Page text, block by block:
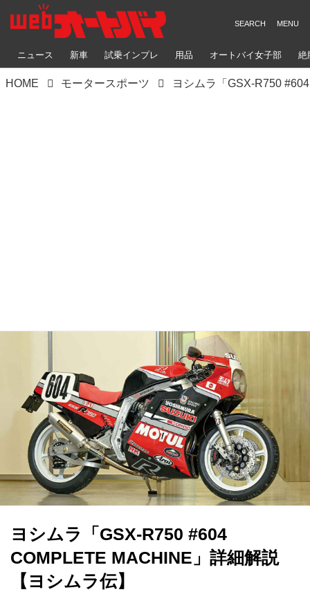
ニュース 新車 試乗インプレ 用品 オートバイ女子部 絶
HOME モータースポーツ
ヨシムラ「GSX-R750 #604
COMPLETE MACHINE」詳細解説
【ヨシムラ伝】